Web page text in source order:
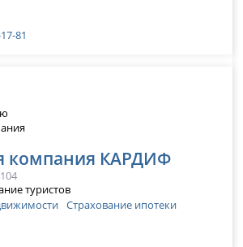
81
компания КАРДИФ
туристов
Страхование ипотеки